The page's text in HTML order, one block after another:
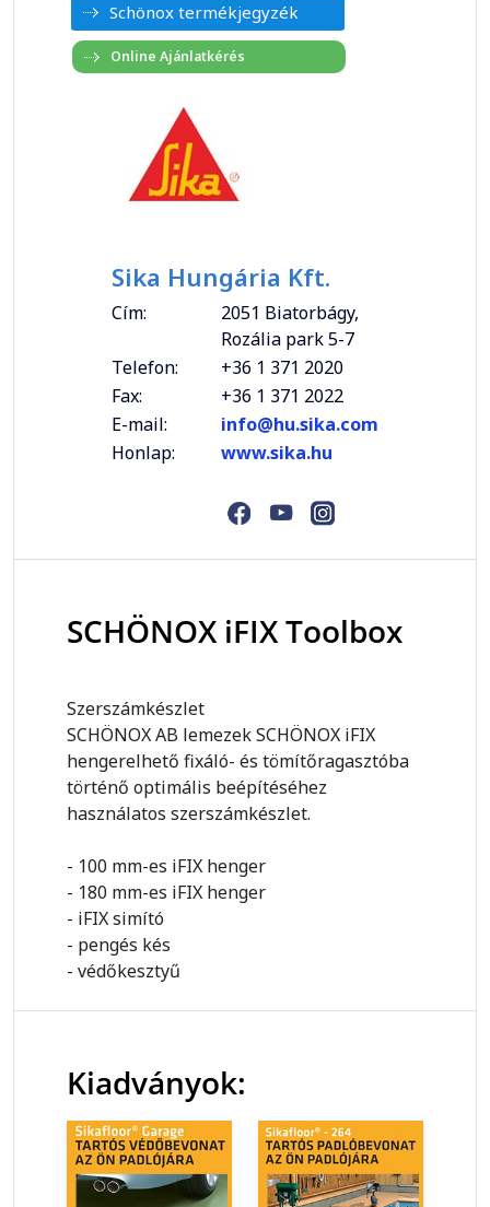
Schönox termékjegyzék
Sika Hungária Kft.
Cím:
2051 Biatorbágy,
Rozália park 5-7
Telefon:
+36 1 371 2020
Fax:
+36 1 371 2022
E-mail:
info@hu.sika.com
Honlap:
www.sika.hu
SCHÖNOX iFIX Toolbox
Szerszámkészlet
SCHÖNOX AB lemezek SCHÖNOX iFIX
hengerelhető fixáló- és tömítőragasztóba
történő optimális beépítéséhez
használatos szerszámkészlet.
- 100 mm-es iFIX henger
- 180 mm-es iFIX henger
- iFIX simító
- pengés kés
- védőkesztyű
Kiadványok: